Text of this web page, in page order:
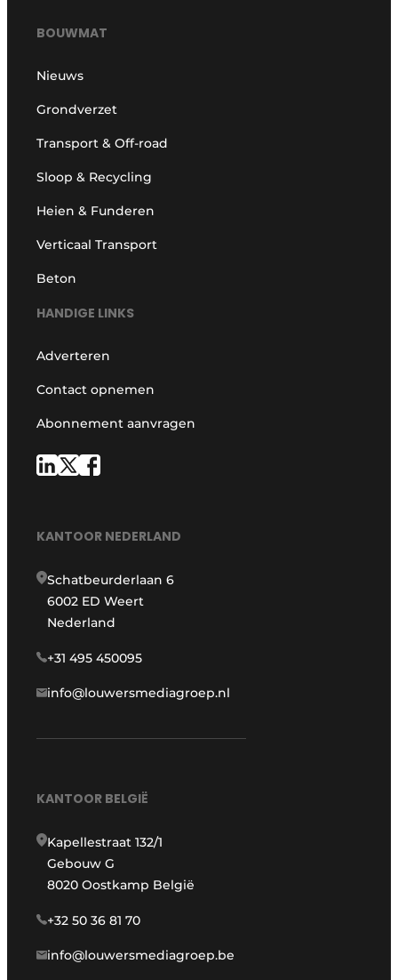
BOUWMAT
Nieuws
Grondverzet
Transport & Off-road
Sloop & Recycling
Heien & Funderen
Verticaal Transport
Beton
HANDIGE LINKS
Adverteren
Contact opnemen
Abonnement aanvragen
KANTOOR NEDERLAND
Schatbeurderlaan 6
6002 ED Weert
Nederland
+31 495 450095
info@louwersmediagroep.nl
KANTOOR BELGIË
Kapellestraat 132/1
Gebouw G
8020 Oostkamp België
+32 50 36 81 70
info@louwersmediagroep.be